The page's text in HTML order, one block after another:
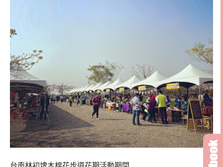
台南林初埤木棉花步道花期活動期間